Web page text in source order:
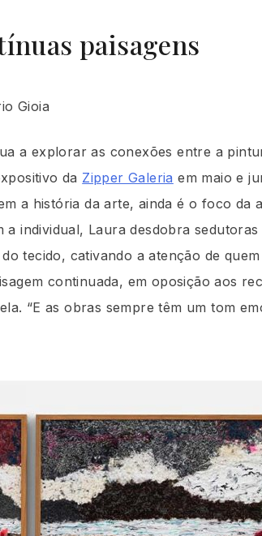
paisagens
Gioia
a explorar as conexões entre a
da Zipper Galeria em maio e
a história da arte, ainda é o foco da
a individual, Laura desdobra
tecido, cativando a atenção de
continuada, em oposição aos
“E as obras sempre têm um tom